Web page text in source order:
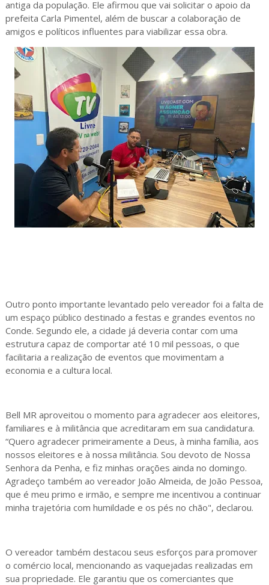
antiga da população. Ele afirmou que vai solicitar o apoio da
prefeita Carla Pimentel, além de buscar a colaboração de
amigos e políticos influentes para viabilizar essa obra.
Outro ponto importante levantado pelo vereador foi a falta de
um espaço público destinado a festas e grandes eventos no
Conde. Segundo ele, a cidade já deveria contar com uma
estrutura capaz de comportar até 10 mil pessoas, o que
facilitaria a realização de eventos que movimentam a
economia e a cultura local.
Bell MR aproveitou o momento para agradecer aos eleitores,
familiares e à militância que acreditaram em sua candidatura.
“Quero agradecer primeiramente a Deus, à minha família, aos
nossos eleitores e à nossa militância. Sou devoto de Nossa
Senhora da Penha, e fiz minhas orações ainda no domingo.
Agradeço também ao vereador João Almeida, de João Pessoa,
que é meu primo e irmão, e sempre me incentivou a continuar
minha trajetória com humildade e os pés no chão", declarou.
O vereador também destacou seus esforços para promover
o comércio local, mencionando as vaquejadas realizadas em
sua propriedade. Ele garantiu que os comerciantes que